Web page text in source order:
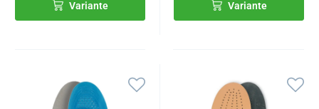
Variante Variante